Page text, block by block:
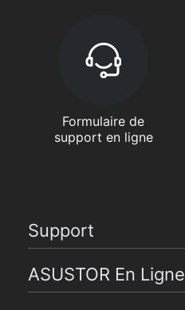
Formulaire de
support en ligne
Support
ASUSTOR En Ligne